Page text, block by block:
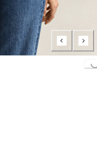
Loading...